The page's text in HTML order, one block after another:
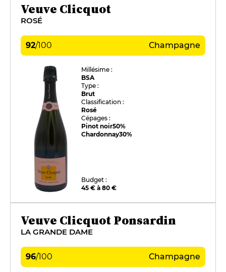
Veuve Clicquot
ROSÉ
92/100 Champagne
Millésime :
BSA
Type :
Brut
Classification :
Rosé
Cépages :
Pinot noir50%
Chardonnay30%
Budget :
45 € à 80 €
Veuve Clicquot Ponsardin
LA GRANDE DAME
96/100 Champagne